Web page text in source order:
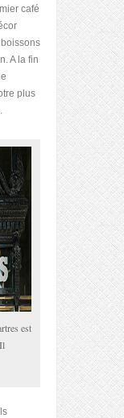
café
A la fin
plus
est